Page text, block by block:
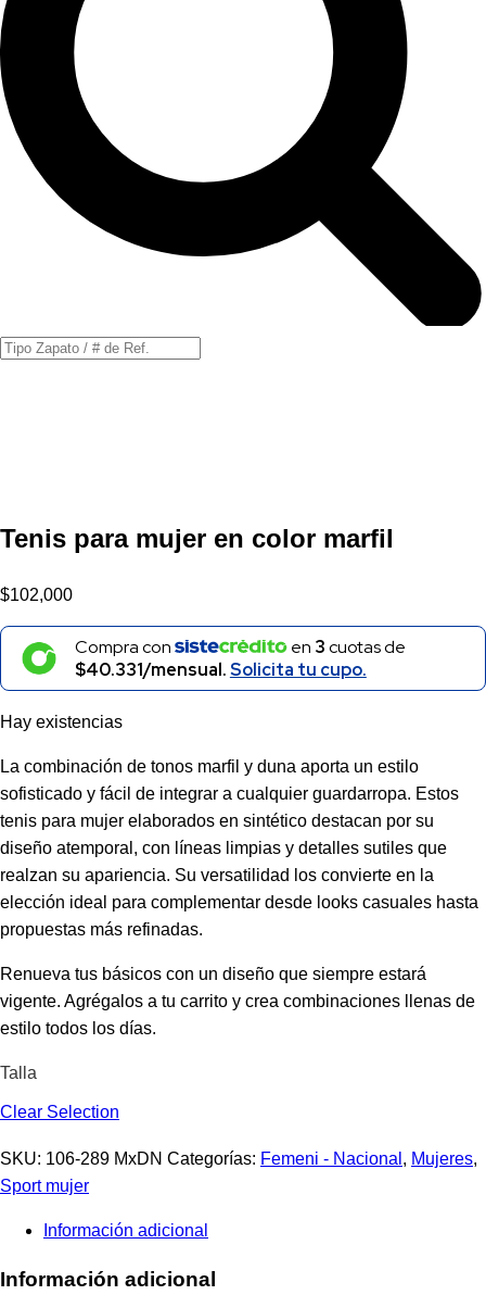
Búsqueda
Tenis para mujer en color marfil
$102,000
Compra con en 3cuotas de
$40.331/mensual.Solicita tu cupo.
Hay existencias
La combinación de tonos marfil y duna aporta un estilo
sofisticado y fácil de integrar a cualquier guardarropa. Estos
tenis para mujer elaborados en sintético destacan por su
diseño atemporal, con líneas limpias y detalles sutiles que
realzan su apariencia. Su versatilidad los convierte en la
elección ideal para complementar desde looks casuales hasta
propuestas más refinadas.
Renueva tus básicos con un diseño que siempre estará
vigente. Agrégalos a tu carrito y crea combinaciones llenas de
estilo todos los días.
Talla
Clear Selection
SKU: 106-289 MxDN Categorías: Femeni - Nacional , Mujeres,
Sport mujer
Información adicional
Información adicional